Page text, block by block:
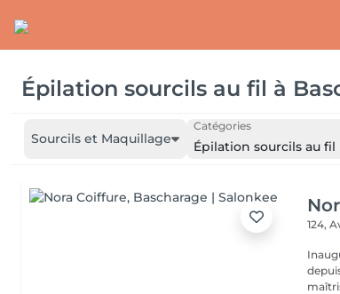
Épilation sourcils au fil à
Sourcils et Maquillage
Catégories
Épilation sourcils au fil
124,